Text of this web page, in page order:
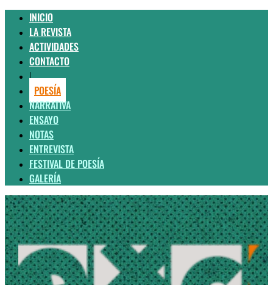
INICIO
LA REVISTA
ACTIVIDADES
CONTACTO
|
POESÍA
NARRATIVA
ENSAYO
NOTAS
ENTREVISTA
FESTIVAL DE POESÍA
GALERÍA